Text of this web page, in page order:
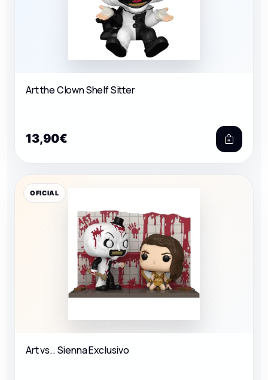
Art the Clown Shelf Sitter
13,90€
OFICIAL
Art vs.. Sienna Exclusivo